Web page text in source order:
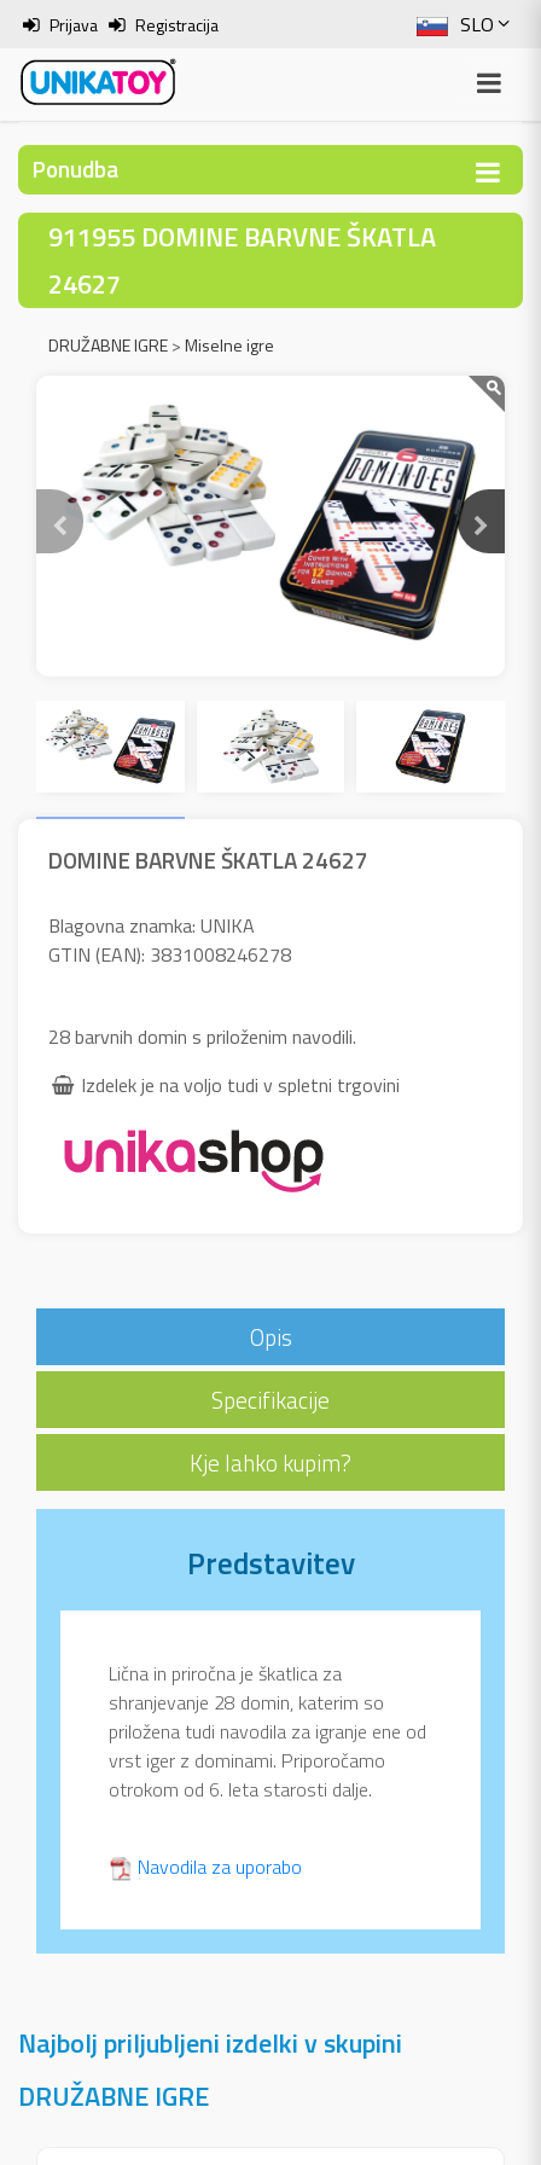
SLO
ENG
ITA
Prijava Registracija
Ponudba
911955 DOMINE BARVNE ŠKATLA
24627
DRUŽABNE IGRE>Miselne igre
DOMINE BARVNE ŠKATLA 24627
Blagovna znamka: UNIKA
GTIN (EAN): 3831008246278
28 barvnih domin s priloženim navodili.
Izdelek je na voljo tudi v spletni trgovini
Opis
Specifikacije
Kje lahko kupim?
Predstavitev
Lična in priročna je škatlica za
shranjevanje 28 domin, katerim so
priložena tudi navodila za igranje ene od
vrst iger z dominami. Priporočamo
otrokom od 6. leta starosti dalje.
Navodila za uporabo
Najbolj priljubljeni izdelki v skupini
DRUŽABNE IGRE